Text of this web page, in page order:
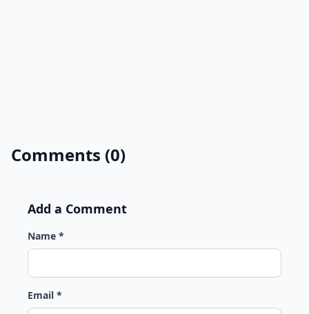
Comments (0)
Add a Comment
Name *
Email *